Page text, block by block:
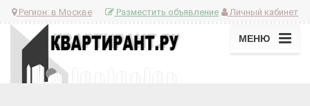
Регион: в Москве Личный кабинет
Разместить объявление
МЕНЮ